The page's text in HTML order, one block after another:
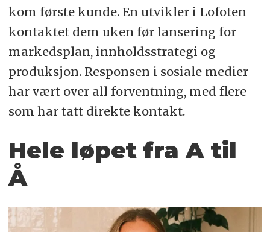
kom første kunde. En utvikler i Lofoten
kontaktet dem uken før lansering for
markedsplan, innholdsstrategi og
produksjon. Responsen i sosiale medier
har vært over all forventning, med flere
som har tatt direkte kontakt.
Hele løpet fra A til
Å